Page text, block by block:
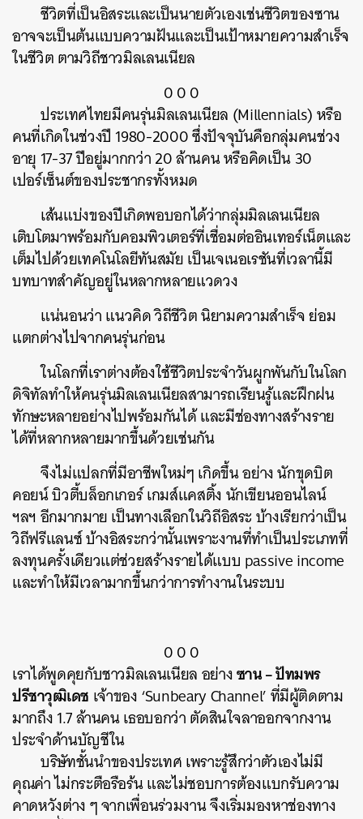
ชีวิตที่เป็นอิสระและเป็นนายตัวเองเช่นชีวิตของซาน
อาจจะเป็นต้นแบบความฝันและเป็นเป้าหมายความสำเร็จ
ในชีวิต ตามวิถีชาวมิลเลนเนียล
0 0 0
ประเทศไทยมีคนรุ่นมิลเลนเนียล (Millennials) หรือ
คนที่เกิดในช่วงปี 1980-2000 ซึ่งปัจจุบันคือกลุ่มคนช่วง
อายุ 17-37 ปีอยู่มากกว่า 20 ล้านคน หรือคิดเป็น 30
เปอร์เซ็นต์ของประชากรทั้งหมด
เส้นแบ่งของปีเกิดพอบอกได้ว่ากลุ่มมิลเลนเนียล
เติบโตมาพร้อมกับคอมพิวเตอร์ที่เชื่อมต่ออินเทอร์เน็ตและ
เต็มไปด้วยเทคโนโลยีทันสมัย เป็นเจเนอเรชันที่เวลานี้มี
บทบาทสำคัญอยู่ในหลากหลายแวดวง
แน่นอนว่า แนวคิด วิถีชีวิต นิยามความสำเร็จ ย่อม
แตกต่างไปจากคนรุ่นก่อน
ในโลกที่เราต่างต้องใช้ชีวิตประจำวันผูกพันกับในโลก
ดิจิทัลทำให้คนรุ่นมิลเลนเนียลสามารถเรียนรู้และฝึกฝน
ทักษะหลายอย่างไปพร้อมกันได้ และมีช่องทางสร้างราย
ได้ที่หลากหลายมากขึ้นด้วยเช่นกัน
จึงไม่แปลกที่มีอาชีพใหม่ๆ เกิดขึ้น อย่าง นักขุดบิต
คอยน์ บิวตี้บล็อกเกอร์ เกมส์แคสติ้ง นักเขียนออนไลน์
ฯลฯ อีกมากมาย เป็นทางเลือกในวิถีอิสระ บ้างเรียกว่าเป็น
วิถีฟรีแลนซ์ บ้างอิสระกว่านั้นเพราะงานที่ทำเป็นประเภทที่
ลงทุนครั้งเดียวแต่ช่วยสร้างรายได้แบบ passive income
และทำให้มีเวลามากขึ้นกว่าการทำงานในระบบ
0 0 0
เราได้พูดคุยกับชาวมิลเลนเนียล อย่างซาน – ปัทมพร
ปรีชาวุฒิเดช เจ้าของ ‘Sunbeary Channel’ ที่มีผู้ติดตาม
มากถึง 1.7 ล้านคน เธอบอกว่า ตัดสินใจลาออกจากงาน
ประจำด้านบัญชีใน
บริษัทชั้นนำของประเทศ เพราะรู้สึกว่าตัวเองไม่มี
คุณค่า ไม่กระตือรือร้น และไม่ชอบการต้องแบกรับความ
คาดหวังต่าง ๆ จากเพื่อนร่วมงาน จึงเริ่มมองหาช่องทาง